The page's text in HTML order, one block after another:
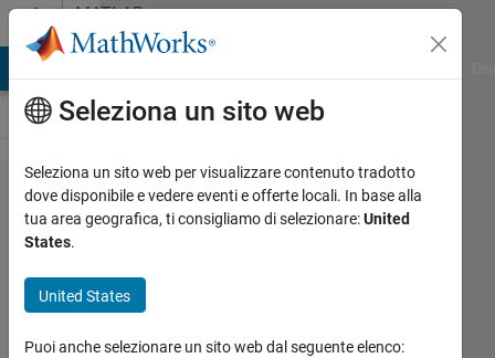
Vai al contenutoMATLAB
Answers
how to
create a
executable
Seleziona un sito web
Seleziona un sito web per visualizzare contenuto tradotto
dove disponibile e vedere eventi e offerte locali. In base alla
tua area geografica, ti consigliamo di selezionare:United
States.
United States
Puoi anche selezionare un sito web dal seguente elenco: